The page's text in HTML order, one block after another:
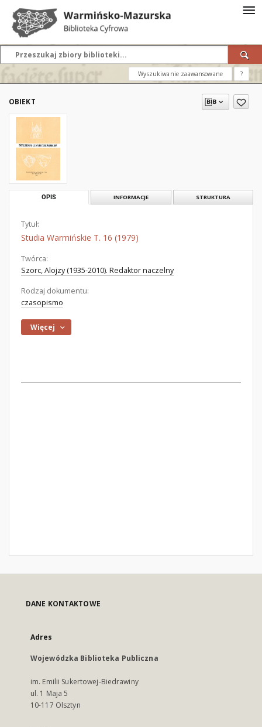
Wyszukiwanie zaawansowane ?
OBIEKT
OPIS INFORMACJE STRUKTURA
Tytuł:
Studia Warmińskie T. 16 (1979)
Twórca:
Szorc, Alojzy (1935-2010). Redaktor naczelny
Rodzaj dokumentu:
czasopismo
Więcej
DANE KONTAKTOWE
Adres
Wojewódzka Biblioteka Publiczna
im. Emilii Sukertowej-Biedrawiny
ul. 1 Maja 5
10-117 Olsztyn